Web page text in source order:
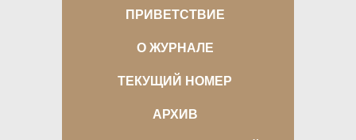
ПРИВЕТСТВИЕ
О ЖУРНАЛЕ
ТЕКУЩИЙ НОМЕР
АРХИВ